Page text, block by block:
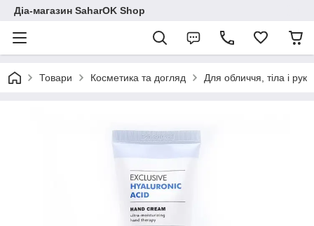
Діа-магазин SaharOK Shop
Товари Косметика та догляд Для обличчя, тіла і рук